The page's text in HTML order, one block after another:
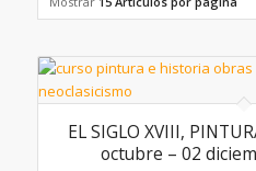
EL SIGLO XVIII,
octubre – 02